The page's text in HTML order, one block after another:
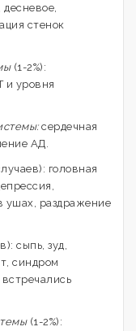
стенок
(1-2%):
и уровня
сердечная
АД.
головная
ушах, раздражение
сыпь, зуд,
синдром
(1-2%):